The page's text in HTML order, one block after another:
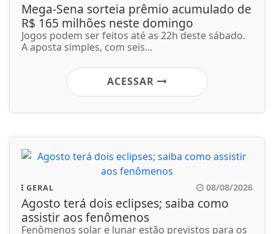
Mega-Sena sorteia prêmio acumulado de
R$ 165 milhões neste domingo
Jogos podem ser feitos até as 22h deste sábado.
A aposta simples, com seis...
ACESSAR
GERAL 08/08/2026
Agosto terá dois eclipses; saiba como
assistir aos fenômenos
Fenômenos solar e lunar estão previstos para os